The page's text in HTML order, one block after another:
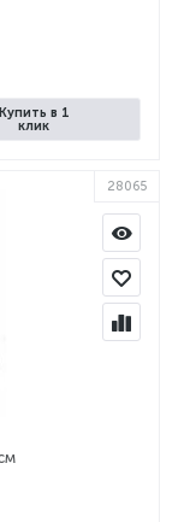
Купить в 1
клик
28065